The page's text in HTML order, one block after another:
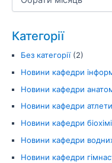
Категорії
Без категорії(2)
Новини кафедри
Новини кафедри
Новини кафедри
Новини кафедри
Новини кафедри
Новини кафедри